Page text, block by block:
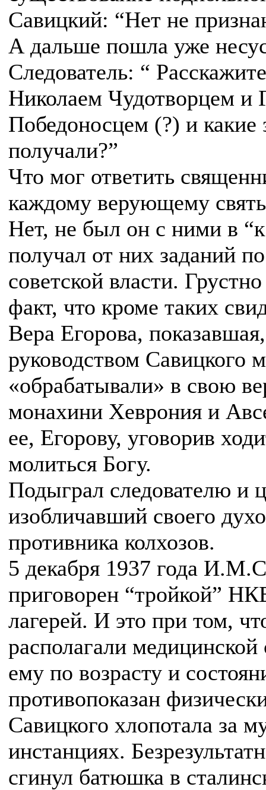
Савицкий: “Нет не
А дальше пошла уже
Следователь: “
Николаем Чудотворцем и
Победоносцем (?) и какие
получали?”
Что мог ответить
каждому верующему
Нет, не был он с ними в
получал от них заданий
советской власти.
факт, что кроме таких
Вера Егорова,
руководством Савицкого
«обрабатывали» в свою
монахини Хеврония и
ее, Егорову, уговорив
молиться Богу.
Подыграл следователю и
изобличавший своего
противника колхозов.
5 декабря 1937 года
приговорен “тройкой”
лагерей. И это при том,
располагали
ему по возрасту и
противопоказан
Савицкого хлопотала за
инстанциях.
сгинул батюшка в